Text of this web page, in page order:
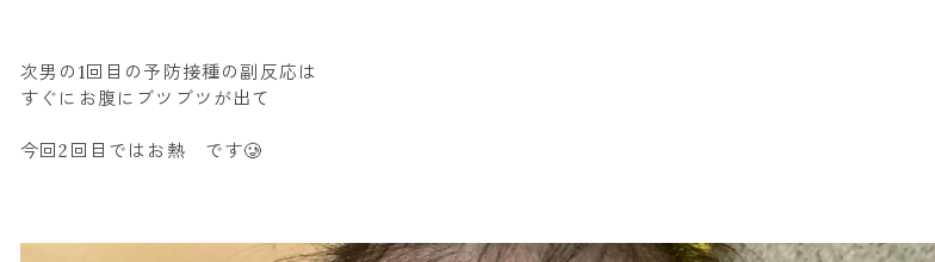
次男の1回目の予防接種の副反応は
すぐにお腹にブツブツが出て
今回2回目ではお熱 です🥲